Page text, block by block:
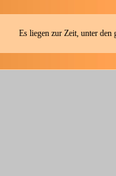
Es liegen zur Zeit, unter